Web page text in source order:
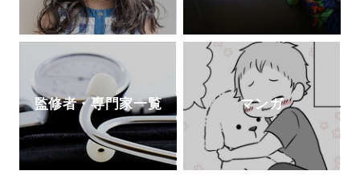
監修者・専門家一覧 マンガ